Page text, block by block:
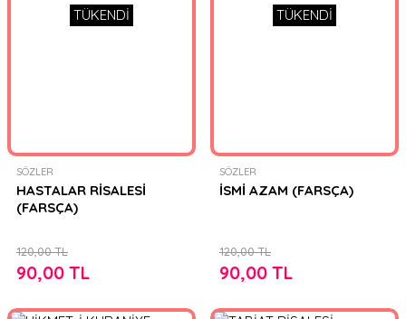
TÜKENDİ
SÖZLER
HASTALAR RİSALESİ
(FARSÇA)
90,00 TL
120,00 TL
TÜKENDİ
SÖZLER
İSMİ AZAM (FARSÇA)
90,00 TL
120,00 TL